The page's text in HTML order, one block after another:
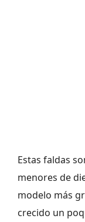
Estas faldas
menores de
modelo más
crecido un